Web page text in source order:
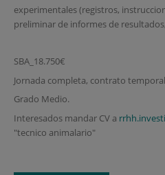
experimentales (registros,
preliminar de informes de
SBA_18.750€
Jornada completa, contrato
Grado Medio.
Interesados mandar CV a
"tecnico animalario"